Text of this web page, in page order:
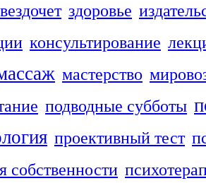
здоровье
консультирование
мастерство
подводные субботы
проективный тест
собственности